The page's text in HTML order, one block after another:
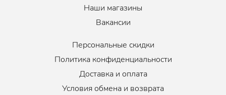
Наши магазины
Вакансии
Персональные скидки
Политика конфиденциальности
Доставка и оплата
Условия обмена и возврата